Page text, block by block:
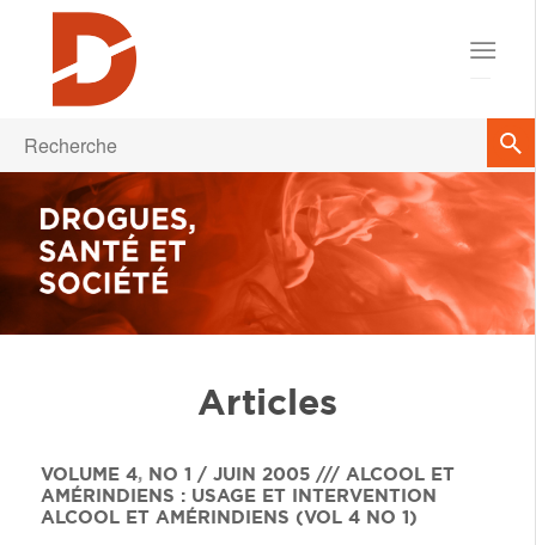
Articles
VOLUME 4, NO 1 / JUIN 2005 /// ALCOOL ET
AMÉRINDIENS : USAGE ET INTERVENTION
ALCOOL ET AMÉRINDIENS (VOL 4 NO 1)